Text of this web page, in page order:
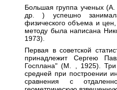
Большая группа ученых
др. ) успешно
физического объема и
методу была написана
1973).
Первая в советской
принадлежит Сергею
Госплана" (М. , 1925).
средней при построении
сравнения с